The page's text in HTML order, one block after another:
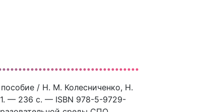
/ Н. М. Колесниченко, Н.
— 236 c. — ISBN 978-5-9729-